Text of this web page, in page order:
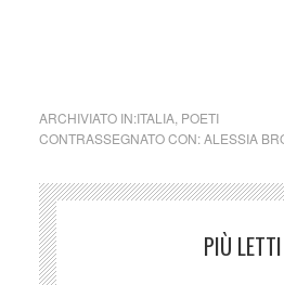
ARCHIVIATO IN:ITALIA, POETI
CONTRASSEGNATO CON:ALESSIA
PIÙ LETTI